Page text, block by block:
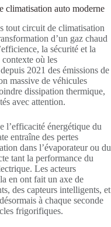
climatisation auto moderne
tout circuit de climatisation
d’un gaz chaud
la sécurité et la
où les
2021 des émissions de
massive de véhicules
dissipation thermique,
avec attention.
l’efficacité énergétique du
entraîne des pertes
dans l’évaporateur ou du
tant la performance du
Les acteurs
en ont fait un axe de
des capteurs intelligents, et
à chaque seconde
frigorifiques.